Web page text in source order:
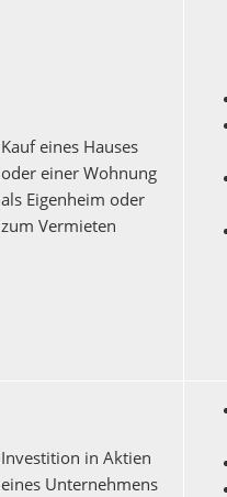
Kauf eines Hauses
oder einer Wohnung
als Eigenheim oder
zum Vermieten
Investition in Aktien
eines Unternehmens